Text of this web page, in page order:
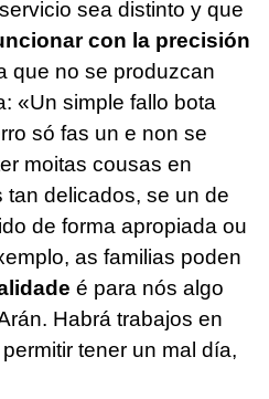
sea distinto y que
con la precisión
que no se produzcan
«Un simple fallo bota
só fas un e non se
moitas cousas en
delicados, se un de
de forma apropiada ou
as familias poden
é para nós algo
Habrá trabajos en
tener un mal día,